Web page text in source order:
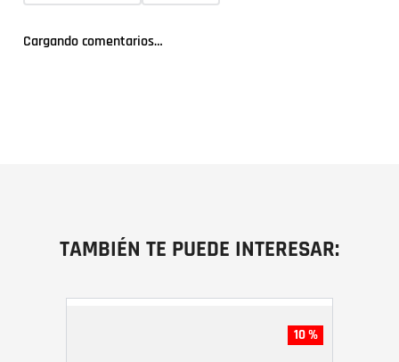
Cargando comentarios…
TAMBIÉN TE PUEDE INTERESAR:
10 %